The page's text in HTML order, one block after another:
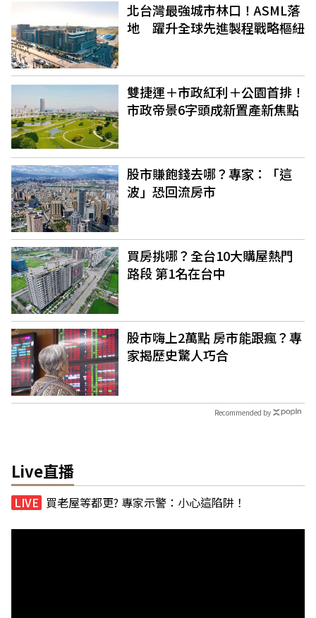
北台灣最強城市林口！ASML落
地 躍升全球先進製程戰略樞紐
雙捷運＋市政紅利＋公園首排！
市政帝景6字頭成新置產新焦點
股市賺飽錢去哪？專家：「這
波」恐回流房市
買房挑哪？全台10大購屋熱門
路段 第1名在台中
股市嗨上2萬點 房市能跟瘋？專
家揭歷史驚人巧合
Recommended by
Live直播
買老屋等都更? 專家示警：小心這陷阱！